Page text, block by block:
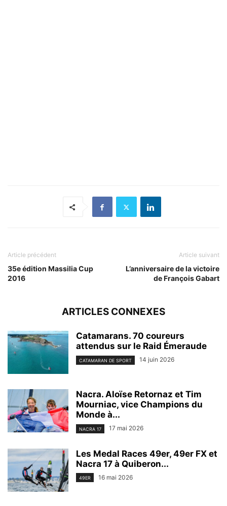
Article précédent
35e édition Massilia Cup
2016
Article suivant
L’anniversaire de la victoire
de François Gabart
ARTICLES CONNEXES
Catamarans. 70 coureurs
attendus sur le Raid Émeraude
CATAMARAN DE SPORT 14 juin 2026
Nacra. Aloïse Retornaz et Tim
Mourniac, vice Champions du
Monde à...
NACRA 17 17 mai 2026
Les Medal Races 49er, 49er FX et
Nacra 17 à Quiberon...
49ER 16 mai 2026